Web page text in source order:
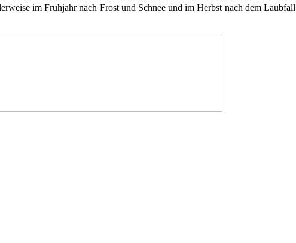
im Frühjahr nach Frost und Schnee und im Herbst nach dem Laubfall